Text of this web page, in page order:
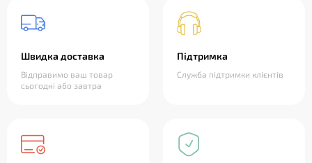
Швидка доставка
Відправимо ваш товар
сьогодні або завтра
Підтримка
Служба підтримки клієнтів